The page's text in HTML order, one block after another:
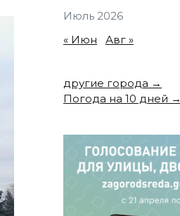
Июль 2026
« Июн Авг »
другие города →
Погода на 10 дней →